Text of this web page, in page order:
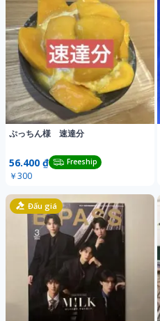
ぷっちん様 速達分
56.400 ₫ Freeship
￥300
Đấu giá